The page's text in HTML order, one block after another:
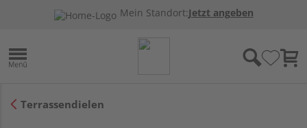
Mein Standort:Jetzt angeben
Terrassendielen